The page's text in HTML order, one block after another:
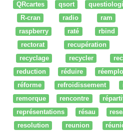
QRcartes
qsort
R-cran
radio ram
raspberry
raté rbind
rectorat
recupération
recyclage
recycler
reduction
réduire
réforme
refroidissement
remorque
rencontre
représentations
résau
resolution
reunion